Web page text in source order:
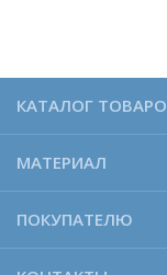
КАТАЛОГ
МАТЕРИАЛ
ПОКУПАТЕЛЮ